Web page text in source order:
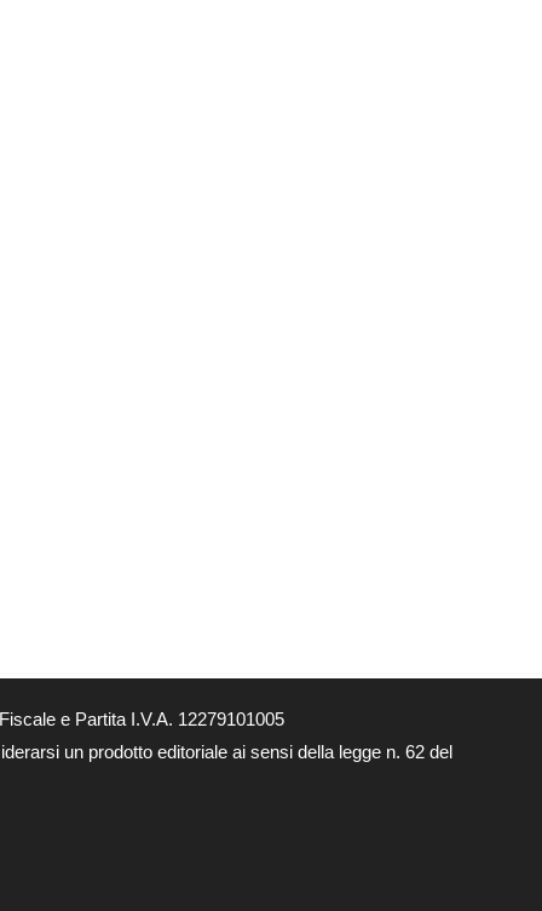
e Partita I.V.A. 12279101005
un prodotto editoriale ai sensi della legge n. 62 del